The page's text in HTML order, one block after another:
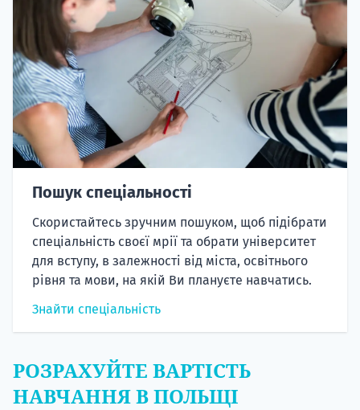
Пошук спеціальності
Скористайтесь зручним пошуком, щоб підібрати
спеціальність своєї мрії та обрати університет
для вступу, в залежності від міста, освітнього
рівня та мови, на якій Ви плануєте навчатись.
Знайти спеціальність
РОЗРАХУЙТЕ ВАРТІСТЬ
НАВЧАННЯ В ПОЛЬЩІ